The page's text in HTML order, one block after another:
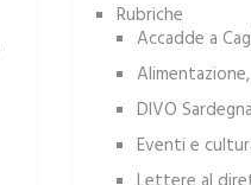
Rubriche
Accadde a
DIVO Sardegna
Eventi e